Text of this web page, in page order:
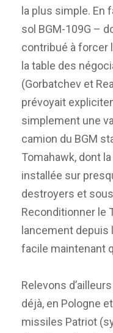
la plus simple. En
sol BGM-109G –
contribué à forcer
la table des
(Gorbatchev et
prévoyait
simplement une
camion du BGM
Tomahawk, dont
installée sur
destroyers et
Reconditionner le
lancement
facile maintenant
Relevons
déjà, en Pologne
missiles Patriot